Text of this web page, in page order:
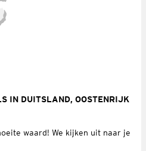
IN DUITSLAND, OOSTENRIJK
waard! We kijken uit naar je